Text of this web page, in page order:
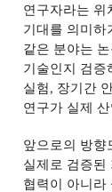
연구자라는 위
기대를 의미하
같은 분야는
기술인지 검증
실험, 장기간
연구가 실제
앞으로의 방향
실제로 검증된
협력이 아니라